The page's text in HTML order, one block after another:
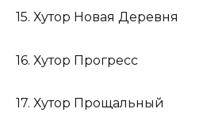
15. Хутор Новая Деревня
16. Хутор Прогресс
17. Хутор Прощальный